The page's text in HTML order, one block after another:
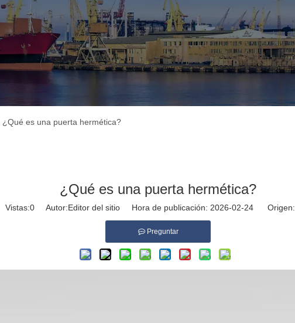
¿Qué es una puerta hermética?
¿Qué es una puerta hermética?
Vistas:0 Autor:Editor del sitio Hora de publicación: 2026-02-24 Origen:
Preguntar